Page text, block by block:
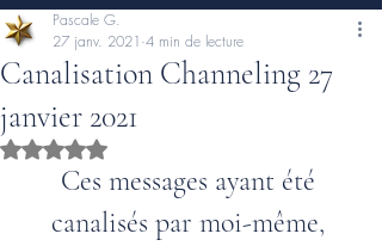
Canalisation Channeling 27
janvier 2021
Pascale G.
27 janv. 2021 4 min de lecture
Noté NaN étoiles sur 5.
Ces messages ayant été
canalisés par moi-même,